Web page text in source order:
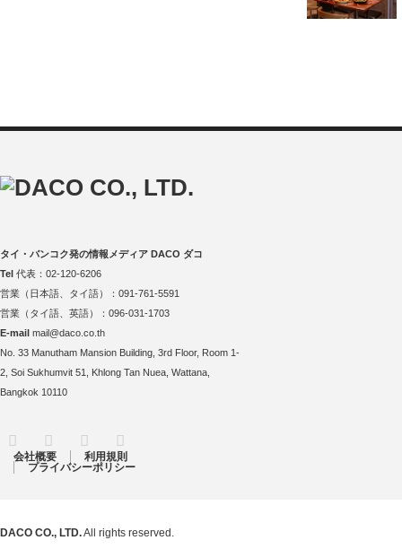
タイ・バンコク発の情報メディア DACO ダコ
Tel 代表：02-120-6206
営業（日本語、タイ語）：091-761-5591
営業（タイ語、英語）：096-031-1703
E-mail mail@daco.co.th
No. 33 Manutham Mansion Building, 3rd Floor, Room 1-
2, Soi Sukhumvit 51, Khlong Tan Nuea, Wattana,
Bangkok 10110
Twitter FacebookInstagram
会社概要
利用規則
プライバシーポリシー
DACO CO., LTD.All rights reserved.